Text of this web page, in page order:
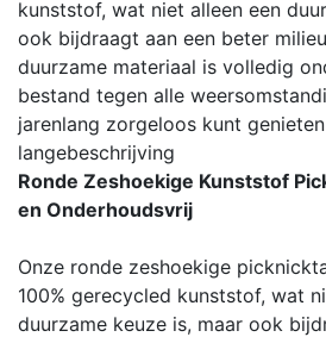
kunststof, wat niet alleen een
ook bijdraagt aan een beter
duurzame materiaal is volledig
bestand tegen alle
jarenlang zorgeloos kunt
langebeschrijving
Ronde Zeshoekige Kunststof
en Onderhoudsvrij
Onze ronde zeshoekige
100% gerecycled kunststof, wat
duurzame keuze is, maar ook